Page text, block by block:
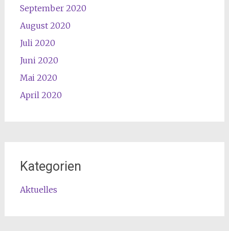
September 2020
August 2020
Juli 2020
Juni 2020
Mai 2020
April 2020
Kategorien
Aktuelles